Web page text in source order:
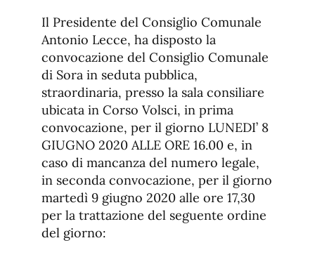
de
fuente
de
fuente.
Il Presidente del Consiglio Comunale
Antonio Lecce, ha disposto la
convocazione del Consiglio Comunale
di Sora in seduta pubblica,
straordinaria, presso la sala consiliare
ubicata in Corso Volsci, in prima
convocazione, per il giorno LUNEDI’ 8
GIUGNO 2020 ALLE ORE 16.00 e, in
caso di mancanza del numero legale,
in seconda convocazione, per il giorno
martedì 9 giugno 2020 alle ore 17,30
per la trattazione del seguente ordine
del giorno: